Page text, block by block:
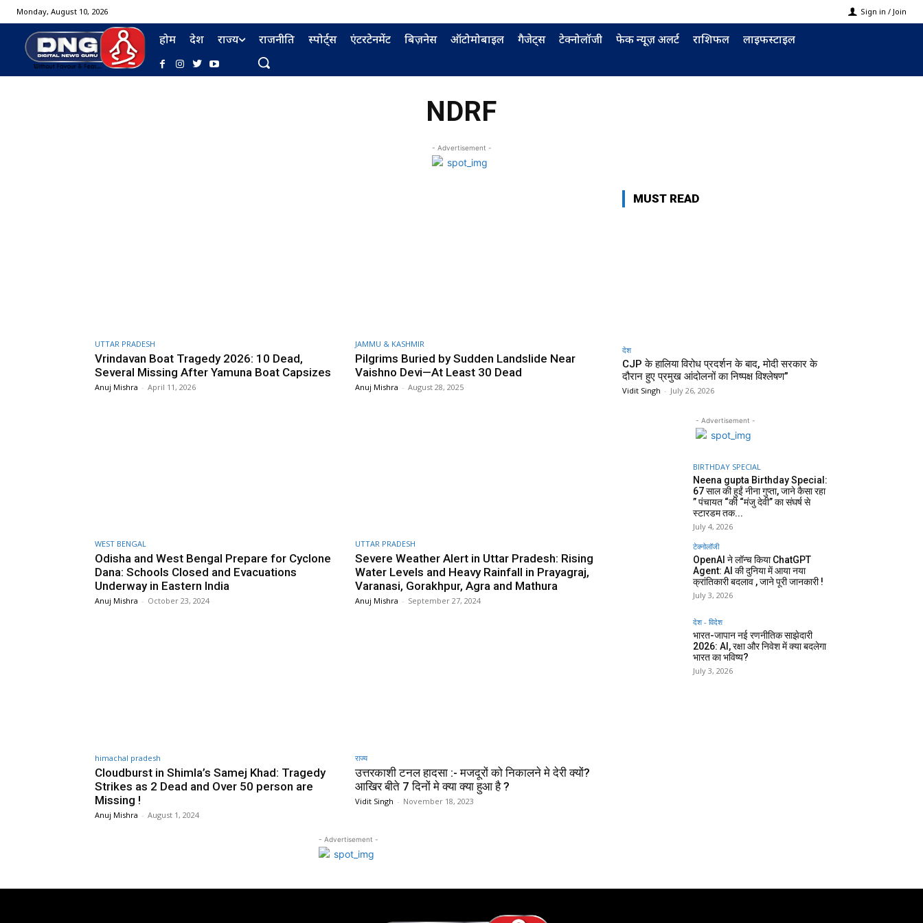
Monday, August 10, 2026 Sign in / Join
होम देश राज्य राजनीति स्पोर्ट्स एंटरटेनमेंट बिज़नेस ऑटोमोबाइल गैजेट्स टेक्नोलॉजी फेक न्यूज़ अलर्ट राशिफल लाइफस्टाइल
NDRF
- Advertisement -
UTTAR PRADESH
Vrindavan Boat Tragedy 2026: 10 Dead,
Several Missing After Yamuna Boat Capsizes
Anuj Mishra - April 11, 2026
JAMMU & KASHMIR
Pilgrims Buried by Sudden Landslide Near
Vaishno Devi—At Least 30 Dead
Anuj Mishra - August 28, 2025
WEST BENGAL
Odisha and West Bengal Prepare for Cyclone
Dana: Schools Closed and Evacuations
Underway in Eastern India
Anuj Mishra - October 23, 2024
UTTAR PRADESH
Severe Weather Alert in Uttar Pradesh: Rising
Water Levels and Heavy Rainfall in Prayagraj,
Varanasi, Gorakhpur, Agra and Mathura
Anuj Mishra - September 27, 2024
himachal pradesh
Cloudburst in Shimla’s Samej Khad: Tragedy
Strikes as 2 Dead and Over 50 person are
Missing !
Anuj Mishra - August 1, 2024
राज्य
उत्तरकाशी टनल हादसा :- मजदूरों को निकालने मे देरी क्यों?
आखिर बीते 7 दिनों मे क्या क्या हुआ है ?
Vidit Singh - November 18, 2023
- Advertisement -
MUST READ
देश
CJP के हालिया विरोध प्रदर्शन के बाद, मोदी सरकार के
दौरान हुए प्रमुख आंदोलनों का निष्पक्ष विश्लेषण”
Vidit Singh - July 26, 2026
- Advertisement -
BIRTHDAY SPECIAL
Neena gupta Birthday Special:
67 साल की हुईं नीना गुप्ता, जाने कैसा रहा
” पंचायत “की “मंजु देवी” का संघर्ष से
स्टारडम तक...
July 4, 2026
टेक्नोलॉजी
OpenAI ने लॉन्च किया ChatGPT
Agent: AI की दुनिया में आया नया
क्रांतिकारी बदलाव , जाने पूरी जानकारी !
July 3, 2026
देश - विदेश
भारत-जापान नई रणनीतिक साझेदारी
2026: AI, रक्षा और निवेश में क्या बदलेगा
भारत का भविष्य?
July 3, 2026